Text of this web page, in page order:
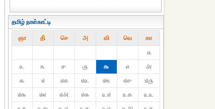
தமிழ் நாள்காட்டி
ஞா தி் செ அ வி வெ கா
௧
௨
௩ ௪ ௫ ௬ ௭
௮
௯
௰ ௰௧ ௰௨ ௰௩ ௰௪
௰௫
௰௬
௰௭ ௰௮ ௰௯ ௨௰ ௨௧
௨௨